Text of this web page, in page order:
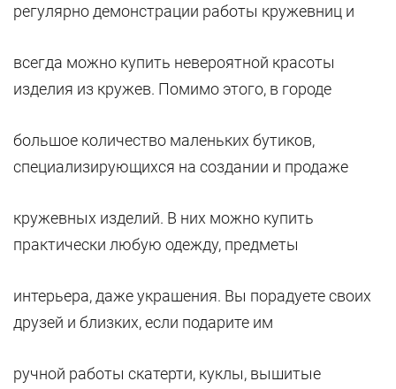
регулярно демонстрации работы кружевниц и
всегда можно купить невероятной красоты
изделия из кружев. Помимо этого, в городе
большое количество маленьких бутиков,
специализирующихся на создании и продаже
кружевных изделий. В них можно купить
практически любую одежду, предметы
интерьера, даже украшения. Вы порадуете своих
друзей и близких, если подарите им
ручной работы скатерти, куклы, вышитые